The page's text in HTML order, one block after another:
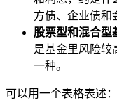
方债、企业债和
股票型和混合型
是基金里风险较
一种。
可以用一个表格表述：